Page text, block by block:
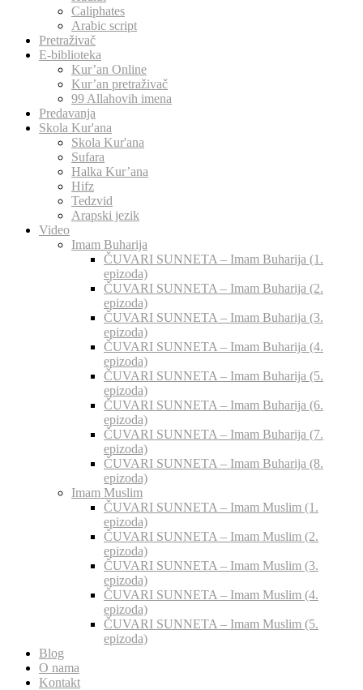
Caliphates
Arabic script
Pretraživač
E-biblioteka
Kur’an Online
Kur’an pretraživač
99 Allahovih imena
Predavanja
Skola Kur'ana
Skola Kur'ana
Sufara
Halka Kur’ana
Hifz
Tedzvid
Arapski jezik
Video
Imam Buharija
ČUVARI SUNNETA – Imam Buharija (1.
epizoda)
ČUVARI SUNNETA – Imam Buharija (2.
epizoda)
ČUVARI SUNNETA – Imam Buharija (3.
epizoda)
ČUVARI SUNNETA – Imam Buharija (4.
epizoda)
ČUVARI SUNNETA – Imam Buharija (5.
epizoda)
ČUVARI SUNNETA – Imam Buharija (6.
epizoda)
ČUVARI SUNNETA – Imam Buharija (7.
epizoda)
ČUVARI SUNNETA – Imam Buharija (8.
epizoda)
Imam Muslim
ČUVARI SUNNETA – Imam Muslim (1.
epizoda)
ČUVARI SUNNETA – Imam Muslim (2.
epizoda)
ČUVARI SUNNETA – Imam Muslim (3.
epizoda)
ČUVARI SUNNETA – Imam Muslim (4.
epizoda)
ČUVARI SUNNETA – Imam Muslim (5.
epizoda)
Blog
O nama
Kontakt